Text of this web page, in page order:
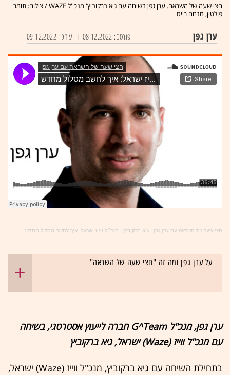
חצי שעה של השראה. ערן גפן בשיחה עם גיא ברקוביץ' מנכ''ל WAZE / צילום: תומר
פולטין, מנחם רייס
ערן גפן עודכן: 09.12.2022 פורסם: 08.12.2022
חצי שעה של השראה עם ערן גפן · גיא ברקוביץ | מנכ״ל ווייז ישראל: איך לחשב מסלול מחדש
על ערן גפן ומה זה "חצי שעה של השראה"
ערן גפן, מנכ"ל G^Team חברה לייעוץ אסטרטגי, בשיחה
עם מנכ"ל ווייז (Waze) ישראל, גיא ברקוביץ
בתחילת השיחה עם גיא ברקוביץ, מנכ"ל ווייז (Waze) ישראל,